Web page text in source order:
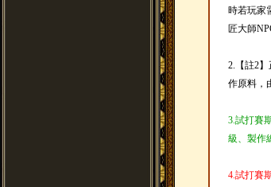
時若玩家
匠大師
2.【註2
作原料，
3.試打賽
級、製作
4.試打賽